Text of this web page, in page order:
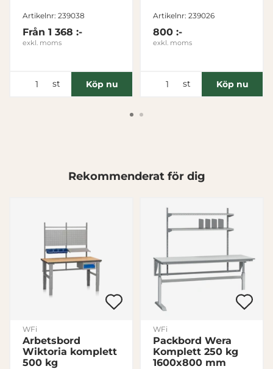
Inställningar
Artikelnr: 239038
Från 1 368 :-
exkl. moms
st Köp nu
Artikelnr: 239026
800 :-
exkl. moms
st Köp nu
Rekommenderat för dig
WFi
Arbetsbord
Wiktoria komplett
500 kg
WFi
Packbord Wera
Komplett 250 kg
1600x800 mm